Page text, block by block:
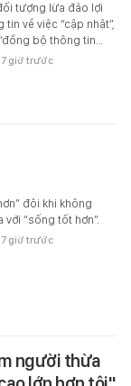
tượng lừa đảo lợi
tin về việc “cập nhật”,
bộ thông tin…
7 giờ trước
đôi khi không
với “sống tốt hơn”.
7 giờ trước
người thừa